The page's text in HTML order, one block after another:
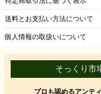
送料とお支払い方法について
個人情報の取扱いについて
そっくり市
プロも認めるアンテ